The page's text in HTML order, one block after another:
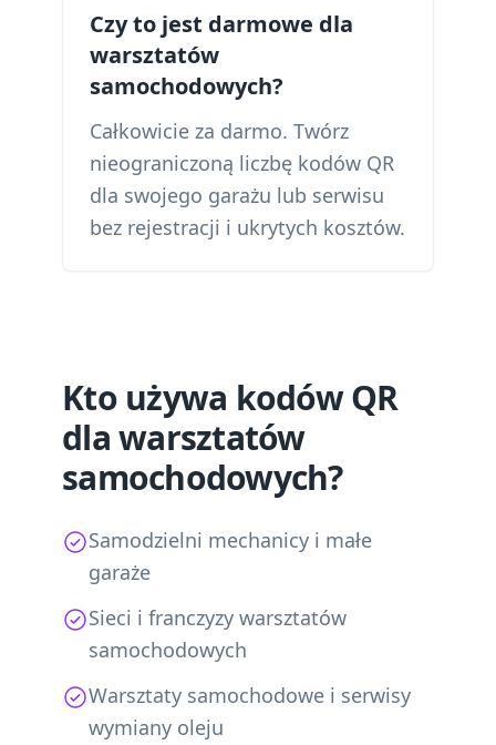
Czy to jest darmowe dla
warsztatów
samochodowych?
Całkowicie za darmo. Twórz
nieograniczoną liczbę kodów QR
dla swojego garażu lub serwisu
bez rejestracji i ukrytych kosztów.
Kto używa kodów QR
dla warsztatów
samochodowych?
Samodzielni mechanicy i małe
garaże
Sieci i franczyzy warsztatów
samochodowych
Warsztaty samochodowe i serwisy
wymiany oleju